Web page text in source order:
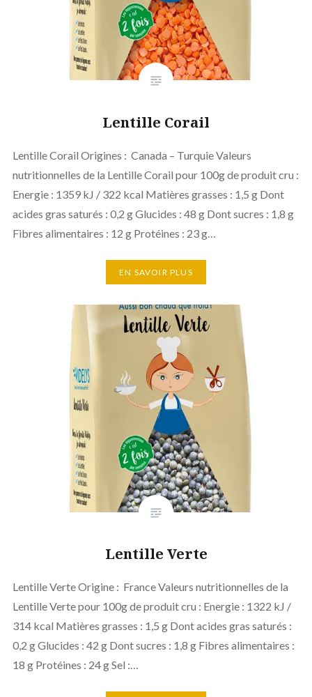
Lentille Corail
Lentille Corail Origines : Canada – Turquie Valeurs
nutritionnelles de la Lentille Corail pour 100g de produit cru :
Energie : 1359 kJ / 322 kcal Matières grasses : 1,5 g Dont
acides gras saturés : 0,2 g Glucides : 48 g Dont sucres : 1,8 g
Fibres alimentaires : 12 g Protéines : 23 g…
EN SAVOIR PLUS
Lentille Verte
Lentille Verte Origine : France Valeurs nutritionnelles de la
Lentille Verte pour 100g de produit cru : Energie : 1322 kJ /
314 kcal Matières grasses : 1,5 g Dont acides gras saturés :
0,2 g Glucides : 42 g Dont sucres : 1,8 g Fibres alimentaires :
18 g Protéines : 24 g Sel :…